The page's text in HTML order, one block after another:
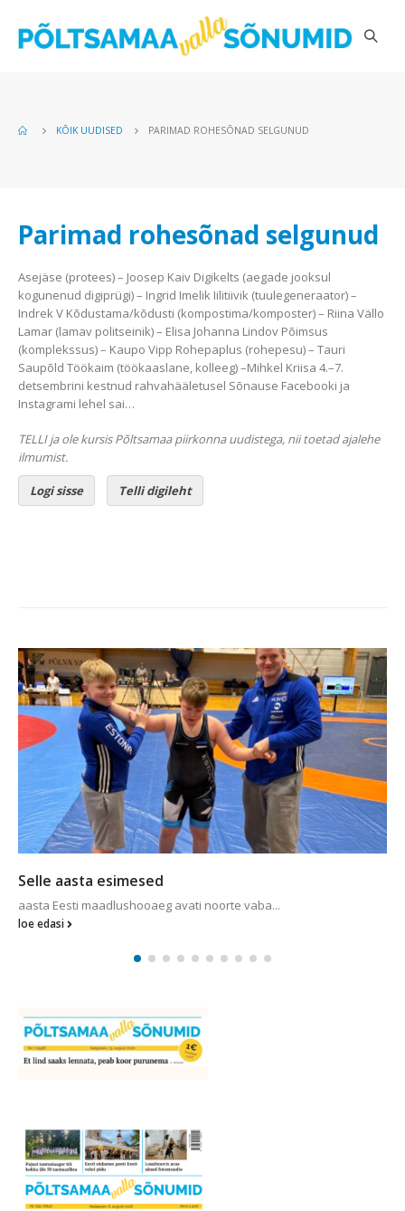
KÕIK UUDISED PARIMAD ROHESÕNAD SELGUNUD
Parimad rohesõnad selgunud
Asejäse (protees) – Joosep Kaiv Digikelts (aegade jooksul
kogunenud digiprügi) – Ingrid Imelik Iilitiivik (tuulegeneraator) –
Indrek V Kõdustama/kõdusti (kompostima/komposter) – Riina Vällo
Lamar (lamav politseinik) – Elisa Johanna Lindov Põimsus
(komplekssus) – Kaupo Vipp Rohepaplus (rohepesu) – Tauri
Saupõld Töökaim (töökaaslane, kolleeg) –Mihkel Kriisa 4.–7.
detsembrini kestnud rahvahääletusel Sõnause Facebooki ja
Instagrami lehel sai…
TELLI ja ole kursis Põltsamaa piirkonna uudistega, nii toetad ajalehe
ilmumist.
Logi sisse Telli digileht
noorte vaba... Reedel esines lossihoovi